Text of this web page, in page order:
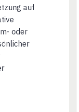
auf
oder